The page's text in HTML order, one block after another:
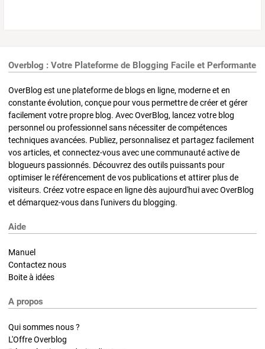
Overblog : Votre Plateforme de Blogging Facile et Performante
OverBlog est une plateforme de blogs en ligne, moderne et en
constante évolution, conçue pour vous permettre de créer et gérer
facilement votre propre blog. Avec OverBlog, lancez votre blog
personnel ou professionnel sans nécessiter de compétences
techniques avancées. Publiez, personnalisez et partagez facilement
vos articles, et connectez-vous avec une communauté active de
blogueurs passionnés. Découvrez des outils puissants pour
optimiser le référencement de vos publications et attirer plus de
visiteurs. Créez votre espace en ligne dès aujourd'hui avec OverBlog
et démarquez-vous dans l'univers du blogging.
Aide
Manuel
Contactez nous
Boite à idées
A propos
Qui sommes nous ?
L'Offre Overblog